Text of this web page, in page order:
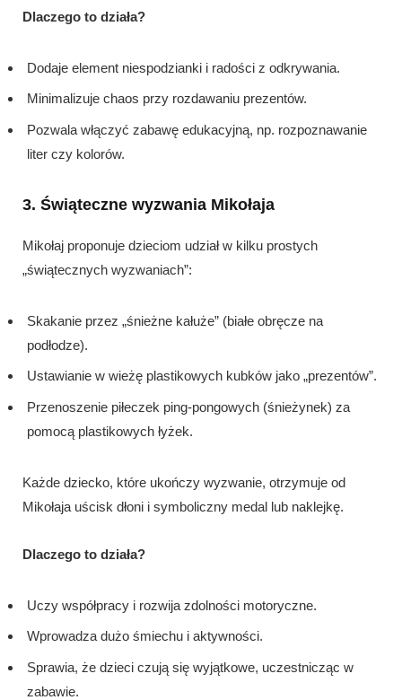
Dlaczego to działa?
Dodaje element niespodzianki i radości z odkrywania.
Minimalizuje chaos przy rozdawaniu prezentów.
Pozwala włączyć zabawę edukacyjną, np. rozpoznawanie
liter czy kolorów.
3. Świąteczne wyzwania Mikołaja
Mikołaj proponuje dzieciom udział w kilku prostych
„świątecznych wyzwaniach”:
Skakanie przez „śnieżne kałuże” (białe obręcze na
podłodze).
Ustawianie w wieżę plastikowych kubków jako „prezentów”.
Przenoszenie piłeczek ping-pongowych (śnieżynek) za
pomocą plastikowych łyżek.
Każde dziecko, które ukończy wyzwanie, otrzymuje od
Mikołaja uścisk dłoni i symboliczny medal lub naklejkę.
Dlaczego to działa?
Uczy współpracy i rozwija zdolności motoryczne.
Wprowadza dużo śmiechu i aktywności.
Sprawia, że dzieci czują się wyjątkowe, uczestnicząc w
zabawie.